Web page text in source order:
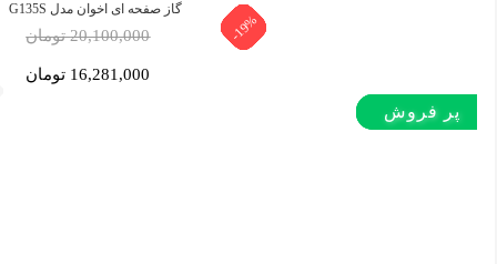
گاز صفحه ای اخوان مدل G135S
20,100,000 تومان
16,281,000 تومان
-5%
-19%
-19%
پر بازدید
پر فروش‌
-5%
-19%
پر فروش‌
-19%
-19%
-19%
-19%
پر فروش‌
-19%
-19%
-19%